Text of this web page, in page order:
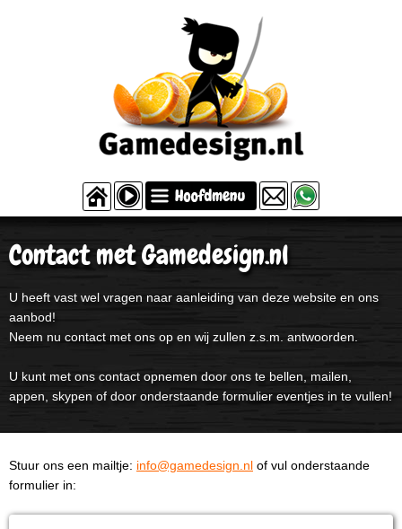
Contact met Gamedesign.nl
U heeft vast wel vragen naar aanleiding van deze website en ons
aanbod!
Neem nu contact met ons op en wij zullen z.s.m. antwoorden.
U kunt met ons contact opnemen door ons te bellen, mailen,
appen, skypen of door onderstaande formulier eventjes in te vullen!
Stuur ons een mailtje: info@gamedesign.nl of vul onderstaande
formulier in: